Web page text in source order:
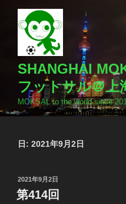
ッ
SHANGHAI
フットサル＠上
MOKSAL to the world since
日: 2021年9月2日
投
稿
日:
2021年9月2日
第414回